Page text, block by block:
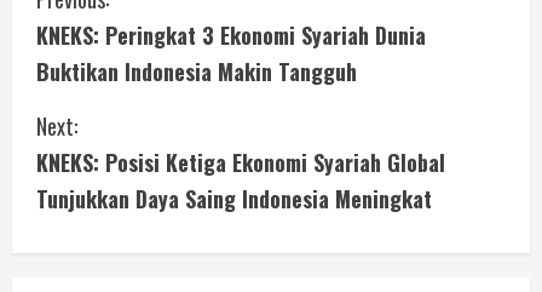
o
n
t
i
n
KNEKS: Peringkat 3 Ekonomi Syariah Dunia
Buktikan Indonesia Makin Tangguh
Next:
KNEKS: Posisi Ketiga Ekonomi Syariah Global
Tunjukkan Daya Saing Indonesia Meningkat